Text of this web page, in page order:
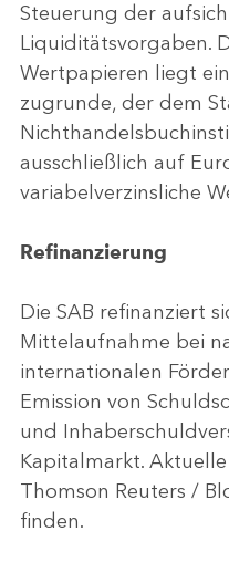
Steuerung der
Liquiditätsvorgaben.
Wertpapieren liegt
zugrunde, der dem
ausschließlich auf
variabelverzinsliche
Refinanzierung
Die SAB refinanziert
Mittelaufnahme bei
internationalen
Emission von
und
Kapitalmarkt.
Thomson Reuters /
finden.